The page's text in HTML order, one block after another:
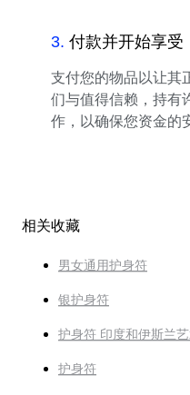
3. 付款并开始享受
支付您的物品以让其
们与值得信赖，持有
作，以确保您资金的
相关收藏
男女通用护身符
银护身符
护身符 印度和伊斯兰
护身符